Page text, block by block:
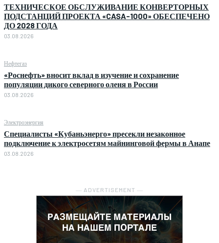
ТЕХНИЧЕСКОЕ ОБСЛУЖИВАНИЕ КОНВЕРТОРНЫХ
ПОДСТАНЦИЙ ПРОЕКТА «CASA-1000» ОБЕСПЕЧЕНО
ДО 2028 ГОДА
03.08.2026
Нефтегаз
«Роснефть» вносит вклад в изучение и сохранение
популяции дикого северного оленя в России
03.08.2026
Электроэнергия
Специалисты «Кубаньэнерго» пресекли незаконное
подключение к электросетям майнинговой фермы в Анапе
03.08.2026
― ADVERTISEMENT ―